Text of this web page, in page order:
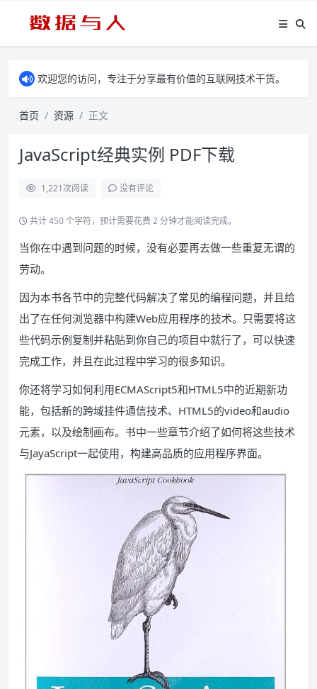
欢迎您的访问，专注于分享最有价值的互联网技术干货。
首页 资源 正文
JavaScript经典实例 PDF下载
1,221次阅读 没有评论
共计 450 个字符，预计需要花费 2 分钟才能阅读完成。
当你在中遇到问题的时候，没有必要再去做一些重复无谓的
劳动。
因为本书各节中的完整代码解决了常见的编程问题，并且给
出了在任何浏览器中构建Web应用程序的技术。只需要将这
些代码示例复制并粘贴到你自己的项目中就行了，可以快速
完成工作，并且在此过程中学习的很多知识。
你还将学习如何利用ECMAScript5和HTML5中的近期新功
能，包括新的跨域挂件通信技术、HTML5的video和audio
元素，以及绘制画布。书中一些章节介绍了如何将这些技术
与JayaScript一起使用，构建高品质的应用程序界面。